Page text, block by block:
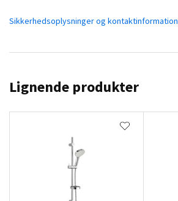
Sikkerhedsoplysninger og kontaktinformation
Lignende produkter